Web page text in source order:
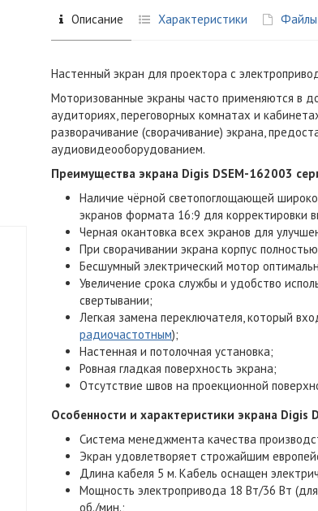
90 900 ₽
99 900 ₽
Описание Характеристики Файлы
Настенный экран для проектора с
Моторизованные экраны часто применяются в
аудиториях, переговорных комнатах и
разворачивание (сворачивание) экрана,
аудиовидеооборудованием.
Преимущества экрана Digis DSEM-162003
Наличие чёрной светопоглощающей
экранов формата 16:9 для корректировки
Черная окантовка всех экранов для
При сворачивании экрана корпус
Бесшумный электрический мотор
Увеличение срока службы и удобство
свертывании;
Легкая замена переключателя, который
радиочастотным);
Настенная и потолочная установка;
Ровная гладкая поверхность экрана;
Отсутствие швов на проекционной
Особенности и характеристики экрана Digis
Система менеджмента качества
Экран удовлетворяет строжайшим
Длина кабеля 5 м. Кабель оснащен
Мощность электропривода 18 Вт/36 Вт
об./мин.;